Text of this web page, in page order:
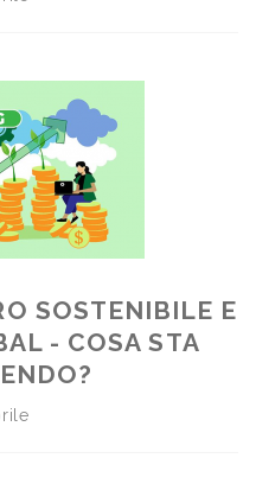
SOSTENIBILE E
- COSA STA